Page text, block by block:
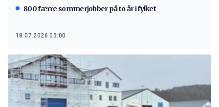
800 færre sommerjobber på to år i fylket
18.07.2026 05:00